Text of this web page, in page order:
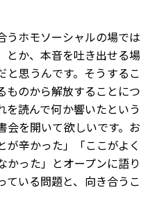
ホモソーシャルの場では
とか、本音を吐き出せる場
と思うんです。そうするこ
ものから解放することにつ
を読んで何か響いたという
会を開いて欲しいです。お
辛かった」「ここがよく
かった」とオープンに語り
ている問題と、向き合うこ